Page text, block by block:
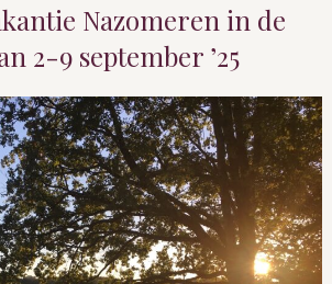
Nazomeren in de
2-9 september ’25